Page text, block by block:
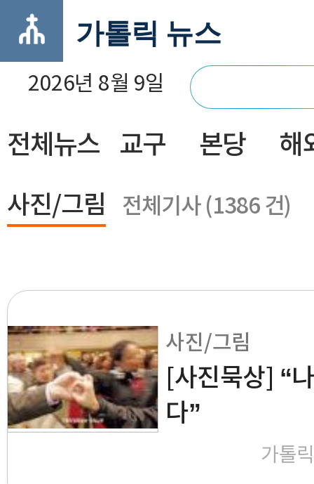
가톨릭 뉴스
2026년 8월 9일
닫기
전체뉴스 교구 본당 해
사진/그림 전체기사 (1386 건)
사진/그림
[사진묵상] “
다”
가톨